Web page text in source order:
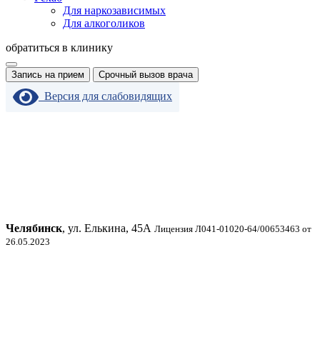
Для наркозависимых
Для алкоголиков
обратиться в клинику
Запись на прием Срочный вызов врача
Версия для слабовидящих
Челябинск, ул. Елькина, 45А Лицензия Л041-01020-64/00653463 от
26.05.2023